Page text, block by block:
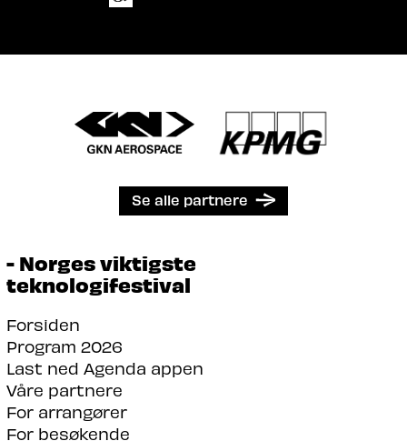
Se alle partnere
- Norges viktigste
teknologifestival
Forsiden
Program 2026
Last ned Agenda appen
Våre partnere
For arrangører
For besøkende